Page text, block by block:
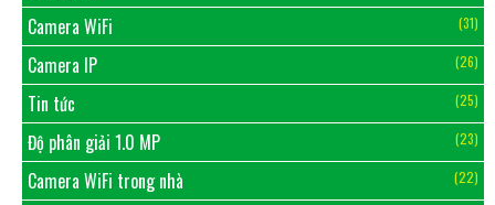
Camera WiFi (31)
Camera IP (26)
Tin tức (25)
Độ phân giải 1.0 MP (23)
Camera WiFi trong nhà (22)